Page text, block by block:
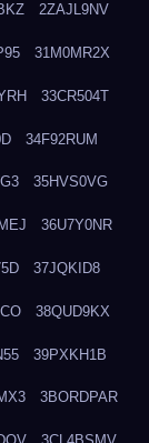
2ZAJL9NV
31M0MR2X
33CR504T
34F92RUM
35HVS0VG
36U7Y0NR
37JQKID8
38QUD9KX
39PXKH1B
3BORDPAR